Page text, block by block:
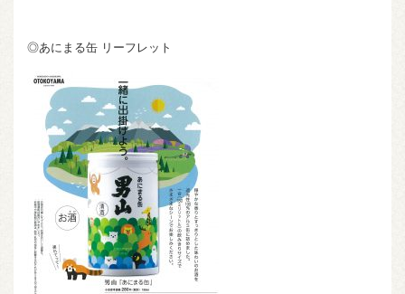
◎あにまる缶 リーフレット